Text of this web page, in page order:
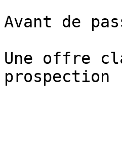
Avant de
Une offre